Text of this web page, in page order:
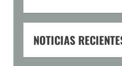
NOTICIAS